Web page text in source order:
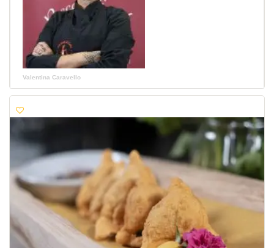
Valentina Caravello